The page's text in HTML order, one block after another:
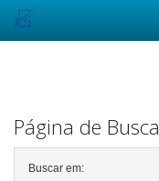
Página de Busca
Buscar em: